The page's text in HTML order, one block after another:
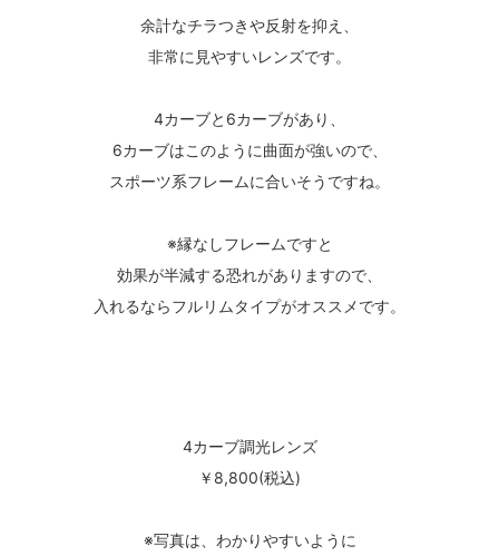
余計なチラつきや反射を抑え、
非常に見やすいレンズです。
4カーブと6カーブがあり、
6カーブはこのように曲面が強いので、
スポーツ系フレームに合いそうですね。
※縁なしフレームですと
効果が半減する恐れがありますので、
入れるならフルリムタイプがオススメです。
4カーブ調光レンズ
￥8,800(税込)
※写真は、わかりやすいように